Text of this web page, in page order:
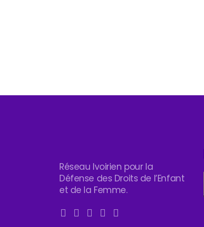
Réseau Ivoirien pour la
Défense des Droits de l’Enfant
et de la Femme.